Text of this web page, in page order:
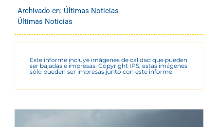
Archivado en: Últimas Noticias
Últimas Noticias
Este informe incluye imágenes de calidad que pueden
ser bajadas e impresas. Copyright IPS, estas imágenes
sólo pueden ser impresas junto con este informe